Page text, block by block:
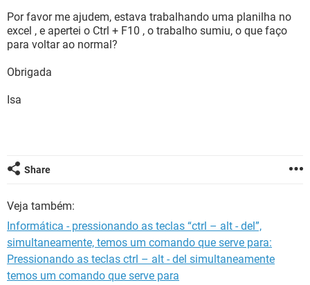
INSTAGRAM GMAIL
GUIA DE COMPRAS
OUTLOOK EXCEL
GUIA DE COMPRAS
Por favor me ajudem, estava trabalhando uma planilha no
excel , e apertei o Ctrl + F10 , o trabalho sumiu, o que faço
para voltar ao normal?
Obrigada
Isa
Share
Veja também:
Informática - pressionando as teclas “ctrl – alt - del”,
simultaneamente, temos um comando que serve para:
Pressionando as teclas ctrl – alt - del simultaneamente
temos um comando que serve para